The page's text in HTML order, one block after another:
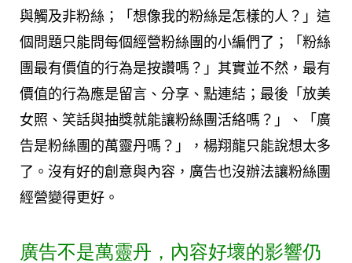
與觸及非粉絲；「想像我的粉絲是怎樣的人？」這
個問題只能問每個經營粉絲團的小編們了；「粉絲
團最有價值的行為是按讚嗎？」其實並不然，最有
價值的行為應是留言、分享、點連結；最後「放美
女照、笑話與抽獎就能讓粉絲團活絡嗎？」、「廣
告是粉絲團的萬靈丹嗎？」，楊翔龍只能說想太多
了。沒有好的創意與內容，廣告也沒辦法讓粉絲團
經營變得更好。
廣告不是萬靈丹，內容好壞的影響仍